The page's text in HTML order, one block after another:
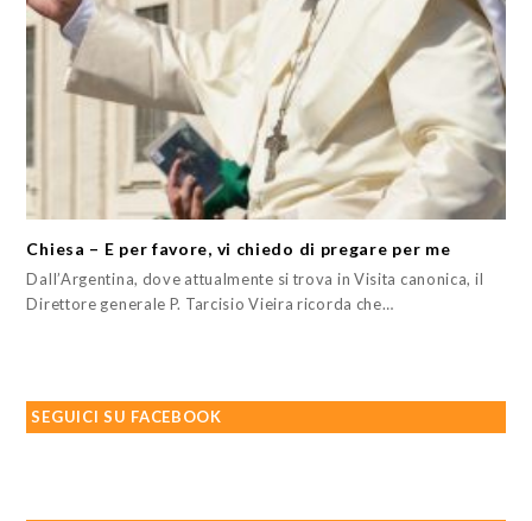
Chiesa – E per favore, vi chiedo di pregare per me
Dall’Argentina, dove attualmente si trova in Visita canonica, il
Direttore generale P. Tarcisio Vieira ricorda che…
SEGUICI SU FACEBOOK